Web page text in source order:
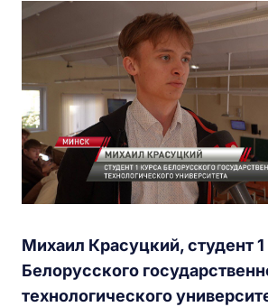
Михаил Красуцкий, студент 1
Белорусского
технологического